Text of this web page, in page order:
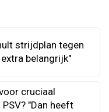
strijdplan tegen
belangrijk"
cruciaal
"Dan heeft